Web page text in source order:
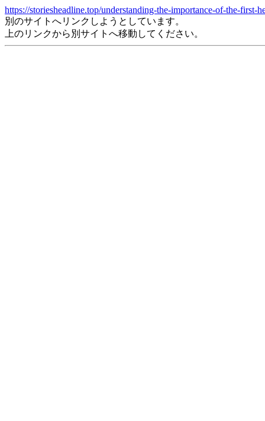
https://storiesheadline.top/understanding-the-importance-of-the-first-
別のサイトへリンクしようとしています。
上のリンクから別サイトへ移動してください。